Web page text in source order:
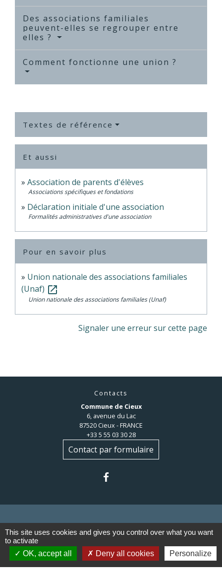
Des associations familiales
peuvent-elles se regrouper entre
elles ?
Comment fonctionne une union ?
Textes de référence
Et aussi
Association de parents d'élèves
Associations spécifiques et fondations
Déclaration initiale d'une association
Formalités administratives d'une association
Pour en savoir plus
Union nationale des associations familiales
(Unaf) open_in_new
Union nationale des associations familiales (Unaf)
Signaler une erreur sur cette page
Contacts
Commune de Cieux
6, avenue du Lac
87520 Cieux - FRANCE
+33 5 55 03 30 28
Contact par formulaire
Liens
Communauté de communes du
This site uses cookies and gives you control over what you want
to activate
OK, accept all
Deny all cookies Personalize